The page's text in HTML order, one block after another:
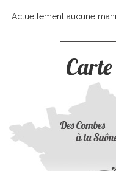
Actuellement aucune